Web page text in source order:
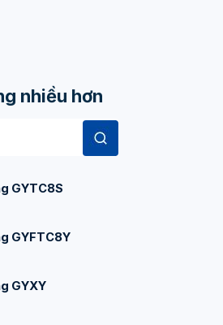
nhiều hơn
GYTC8S
GYFTC8Y
GYXY